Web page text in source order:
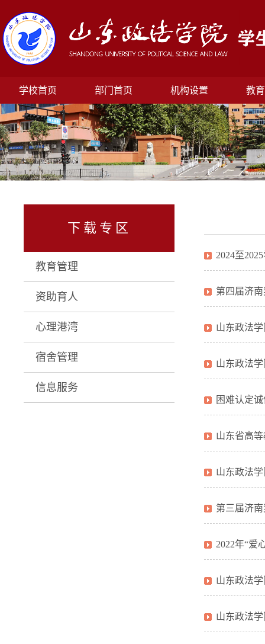
学校首页 部门首页 机构设置 教
下载专区
教育管理
资助育人
心理港湾
宿舍管理
信息服务
2024至
第四届济
山东政法
山东政法
困难认定
山东省高
山东政法
第三届济
2022年“爱
山东政法
山东政法